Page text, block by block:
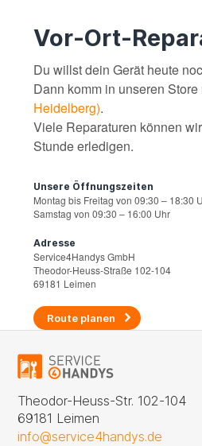
Vor-Ort-
Du willst dein Gerät heute
Dann komm in unseren Store
Heidelberg).
Viele Reparaturen können
Stunde erledigen.
Unsere Öffnungszeiten
Montag bis Freitag von 09:30 – 18:30
Samstag von 09:30 – 16:00 Uhr
Adresse
Service4Handys GmbH
Theodor-Heuss-Straße 102-104
69181 Leimen
Route planen
Theodor-Heuss-Str. 102-104
69181 Leimen
info@service4handys.de